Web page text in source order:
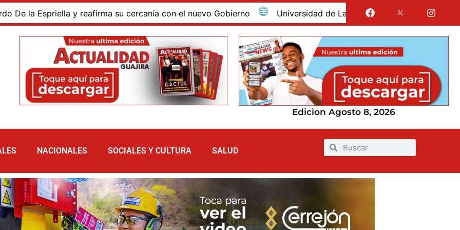
y reafirma su cercanía con el nuevo Gobierno Universidad de La Guajira celebró la obtención del
Edicion Agosto 8, 2026
NACIONALES SOCIALES Y CULTURA SALUD